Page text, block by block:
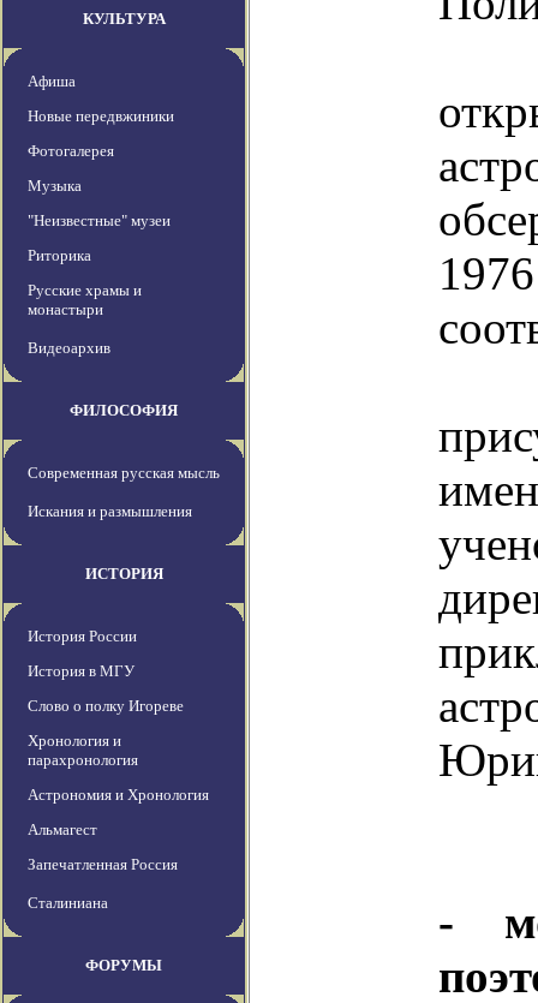
КУЛЬТУРА
Афиша
Новые передвжиники
Фотогалерея
Музыка
"Неизвестные" музеи
Риторика
Русские храмы и
монастыри
Видеоархив
ФИЛОСОФИЯ
Современная русская мысль
Искания и размышления
ИСТОРИЯ
История России
История в МГУ
Слово о полку Игореве
Хронология и
парахронология
Астрономия и Хронология
Альмагест
Запечатленная Россия
Сталиниана
ФОРУМЫ
-